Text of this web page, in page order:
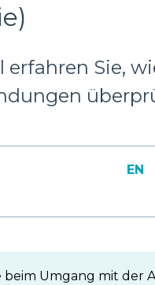
Sie,
EN
beim Umgang mit der